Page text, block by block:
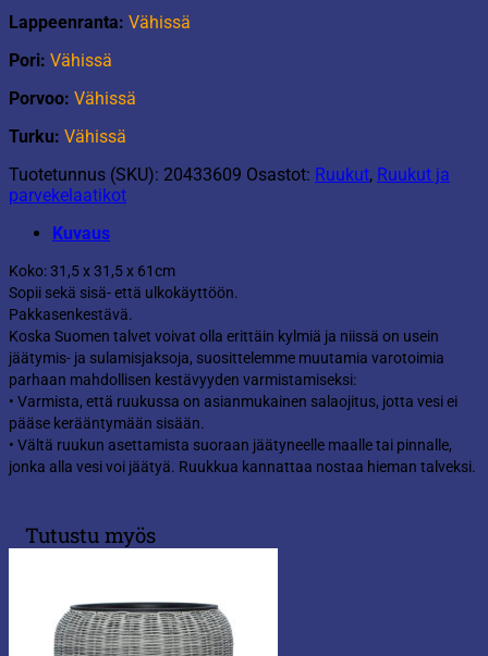
Lappeenranta: Vähissä
Pori: Vähissä
Porvoo: Vähissä
Turku: Vähissä
Tuotetunnus (SKU): 20433609 Osastot: Ruukut, Ruukut ja
parvekelaatikot
Kuvaus
Koko: 31,5 x 31,5 x 61cm
Sopii sekä sisä- että ulkokäyttöön.
Pakkasenkestävä.
Koska Suomen talvet voivat olla erittäin kylmiä ja niissä on usein
jäätymis- ja sulamisjaksoja, suosittelemme muutamia varotoimia
parhaan mahdollisen kestävyyden varmistamiseksi:
• Varmista, että ruukussa on asianmukainen salaojitus, jotta vesi ei
pääse kerääntymään sisään.
• Vältä ruukun asettamista suoraan jäätyneelle maalle tai pinnalle,
jonka alla vesi voi jäätyä. Ruukkua kannattaa nostaa hieman talveksi.
Tutustu myös